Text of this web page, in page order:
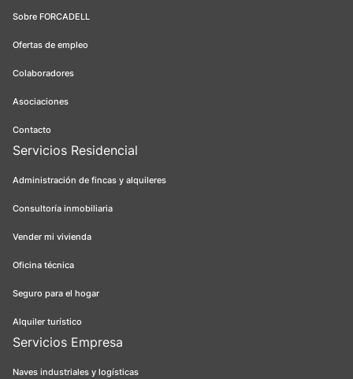
Sobre FORCADELL
Ofertas de empleo
Colaboradores
Asociaciones
Contacto
Servicios Residencial
Administración de fincas y alquileres
Consultoría inmobiliaria
Vender mi vivienda
Oficina técnica
Seguro para el hogar
Alquiler turístico
Servicios Empresa
Naves industriales y logísticas